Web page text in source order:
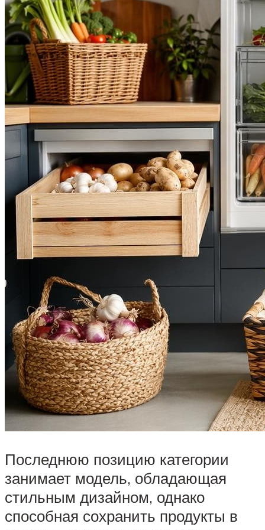
Последнюю позицию категории
занимает модель, обладающая
стильным дизайном, однако
способная сохранить продукты в